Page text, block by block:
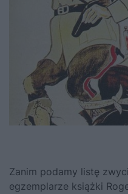
Zanim podamy listę
egzemplarze książki